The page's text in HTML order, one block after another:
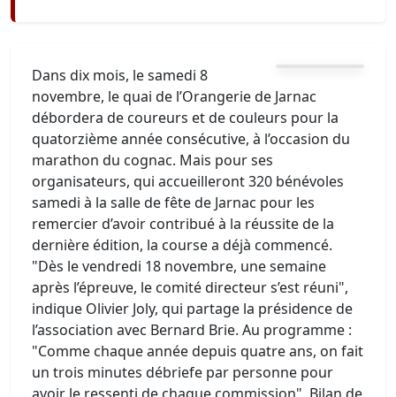
Dans dix mois, le samedi 8
novembre, le quai de l’Orangerie de Jarnac
débordera de coureurs et de couleurs pour la
quatorzième année consécutive, à l’occasion du
marathon du cognac. Mais pour ses
organisateurs, qui accueilleront 320 bénévoles
samedi à la salle de fête de Jarnac pour les
remercier d’avoir contribué à la réussite de la
dernière édition, la course a déjà commencé.
"Dès le vendredi 18 novembre, une semaine
après l’épreuve, le comité directeur s’est réuni",
indique Olivier Joly, qui partage la présidence de
l’association avec Bernard Brie. Au programme :
"Comme chaque année depuis quatre ans, on fait
un trois minutes débriefe par personne pour